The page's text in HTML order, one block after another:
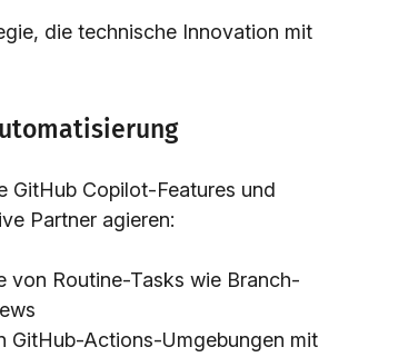
die technische Innovation mit
GitHub Copilot-Features und
Partner agieren:
von Routine-Tasks wie Branch-
GitHub-Actions-Umgebungen mit